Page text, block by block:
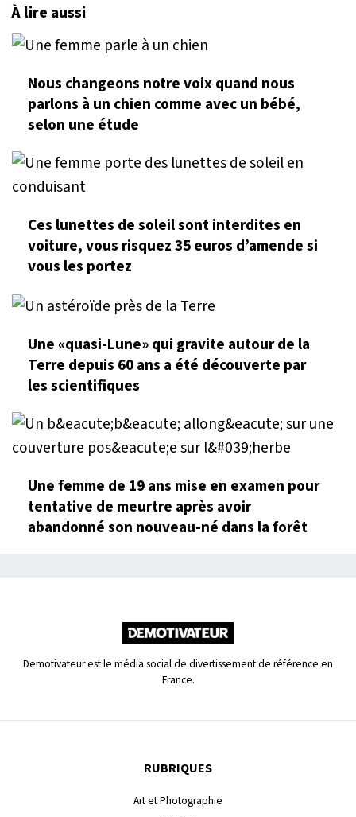
À lire aussi
Nous changeons notre voix quand nous
parlons à un chien comme avec un bébé,
selon une étude
Ces lunettes de soleil sont interdites en
voiture, vous risquez 35 euros d’amende si
vous les portez
Une «quasi-Lune» qui gravite autour de la
Terre depuis 60 ans a été découverte par
les scientifiques
Une femme de 19 ans mise en examen pour
tentative de meurtre après avoir
abandonné son nouveau-né dans la forêt
Demotivateur est le média social de divertissement de référence en
France.
RUBRIQUES
Art et Photographie